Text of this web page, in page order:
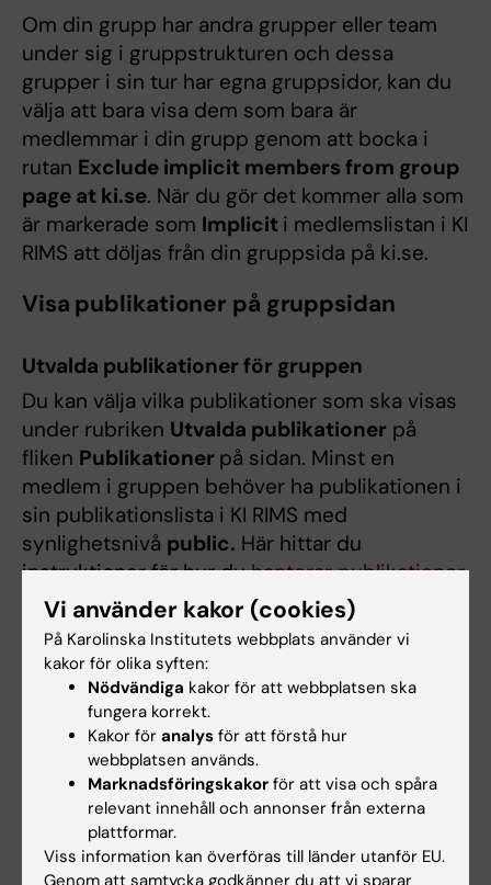
Om din grupp har andra grupper eller team
under sig i gruppstrukturen och dessa
grupper i sin tur har egna gruppsidor, kan du
välja att bara visa dem som bara är
medlemmar i din grupp genom att bocka i
rutan Exclude implicit members from group
page at ki.se. När du gör det kommer alla som
är markerade som Implicit i medlemslistan i KI
RIMS att döljas från din gruppsida på ki.se.
Visa publikationer på gruppsidan
Utvalda publikationer för gruppen
Du kan välja vilka publikationer som ska visas
under rubriken Utvalda publikationer på
fliken Publikationer på sidan. Minst en
medlem i gruppen behöver ha publikationen i
sin publikationslista i KI RIMS med
synlighetsnivå public. Här hittar du
instruktioner för hur duhanterar publikationer
i KI RIMS.
Gå tillmodulen Relationships.
Klicka påCreate New och välj
Publication.
Använd sökfunktionen för att hitta den
önskade publikationen.
I sökresultatlistan markerar du
publikationen. (klicka i rutan till vänster
om titeln)
Klicka påLink Selectedoch välj
Vi använder kakor (cookies)
På Karolinska Institutets webbplats använder vi
kakor för olika syften:
Nödvändiga kakor för att webbplatsen ska
fungera korrekt.
Kakor för analys för att förstå hur
webbplatsen används.
Marknadsföringskakor för att visa och spåra
relevant innehåll och annonser från externa
plattformar.
Viss information kan överföras till länder utanför EU.
Genom att samtycka godkänner du att vi sparar